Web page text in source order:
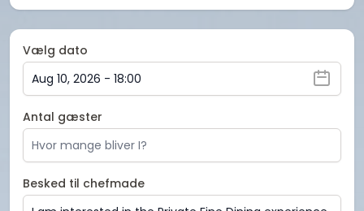
Vælg dato
Antal gæster
Besked til chefmade